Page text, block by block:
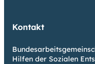
Kontakt
Hilfen der Sozialen